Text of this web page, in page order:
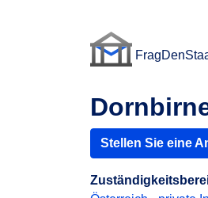
Stellen Sie eine